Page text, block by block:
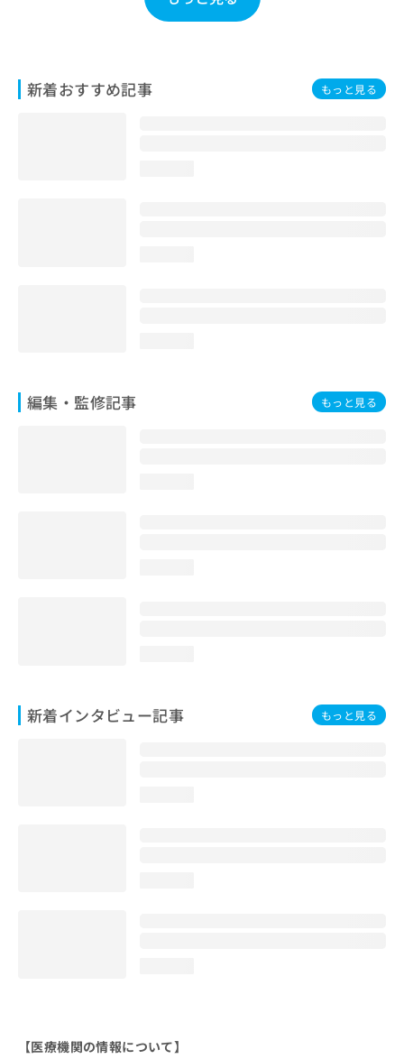
新着おすすめ記事 もっと見る
編集・監修記事 もっと見る
新着インタビュー記事 もっと見る
わ
せ
【医療機関の情報について】